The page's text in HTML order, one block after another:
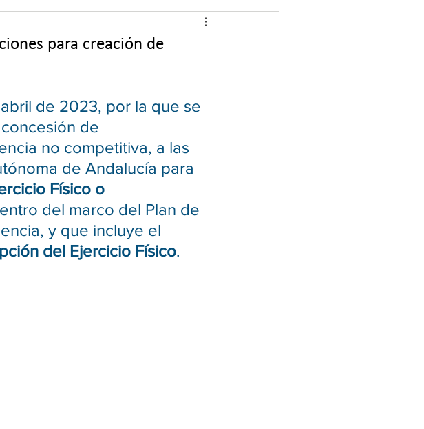
para creación de
de 2023, por la que se
de
no competitiva, a las
de Andalucía para
Físico o
del marco del Plan de
y que incluye el
del Ejercicio Físico.